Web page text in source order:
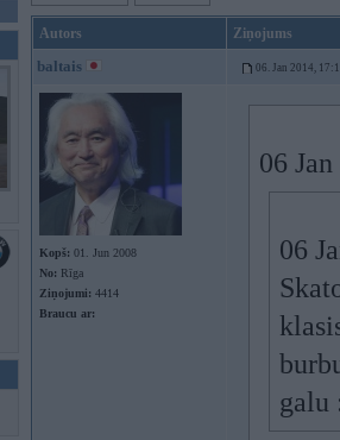
Autors Ziņojums
baltais 06. Jan 2014,
Kopš: 01. Jun 2008
No: Rīga
Ziņojumi: 4414
Braucu ar:
06
06
galu